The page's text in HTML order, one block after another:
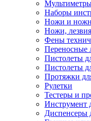
Наборы
Ножи и
Ножи,
Фены
Переносные
Пистолеты
Пистолеты
Протяжки
Рулетки
Тестеры и
Инструмент
Диспенсеры